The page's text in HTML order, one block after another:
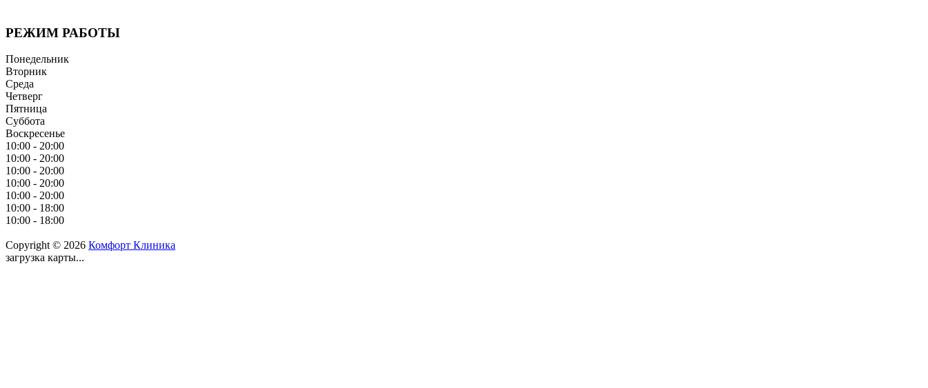
РЕЖИМ РАБОТЫ
Понедельник
Вторник
Среда
Четверг
Пятница
Суббота
Воскресенье
10:00 - 20:00
10:00 - 20:00
10:00 - 20:00
10:00 - 20:00
10:00 - 20:00
10:00 - 18:00
10:00 - 18:00
Copyright © 2026 Комфорт Клиника
загрузка карты...